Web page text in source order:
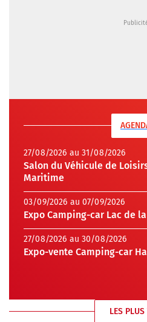
27/08/2026 au 31/08/2026
Salon du Véhicule de
Maritime
03/09/2026 au 07/09/2026
Expo Camping-car Lac de
27/08/2026 au 30/08/2026
Expo-vente Camping-car
LES PLUS